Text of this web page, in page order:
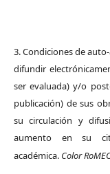
3. Condiciones de
difundir
ser evaluada) y/o
publicación) de sus
su circulación y
aumento en su
académica. Color